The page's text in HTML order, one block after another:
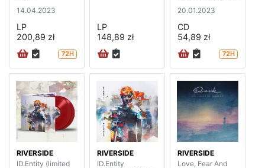
14.04.2023
LP
200,89 zł
72H
LP
148,89 zł
20.01.2023
CD
54,89 zł
72H
RIVERSIDE
ID.Entity (limited
RIVERSIDE
ID.Entity
RIVERSIDE
Love, Fear And